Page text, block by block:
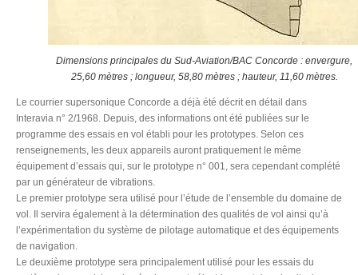
Dimensions principales du Sud-Aviation/BAC Concorde : envergure,
25,60 mètres ; longueur, 58,80 mètres ; hauteur, 11,60 mètres.
Le courrier supersonique Concorde a déjà été décrit en détail dans
Interavia n° 2/1968. Depuis, des informations ont été publiées sur le
programme des essais en vol établi pour les prototypes. Selon ces
renseignements, les deux appareils auront pratiquement le même
équipement d’essais qui, sur le prototype n° 001, sera cependant complété
par un générateur de vibrations.
Le premier prototype sera utilisé pour l’étude de l’ensemble du domaine de
vol. Il servira également à la détermination des qualités de vol ainsi qu’à
l’expérimentation du système de pilotage automatique et des équipements
de navigation.
Le deuxième prototype sera principalement utilisé pour les essais du